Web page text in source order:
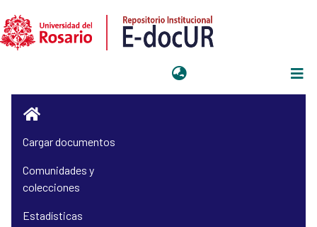
Cargar documentos
Comunidades y
colecciones
Estadísticas